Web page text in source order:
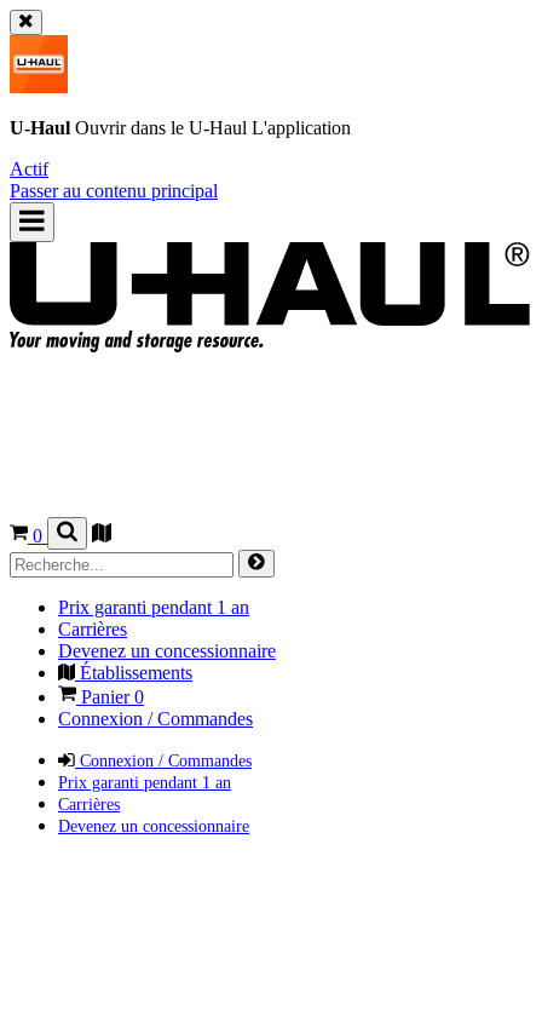
U-Haul Ouvrir dans le U-Haul L'application
Actif
Passer au contenu principal
0
Prix garanti pendant 1 an
Carrières
Devenez un concessionnaire
Établissements
Panier0
Connexion / Commandes
Connexion / Commandes
Prix garanti pendant 1 an
Carrières
Devenez un concessionnaire